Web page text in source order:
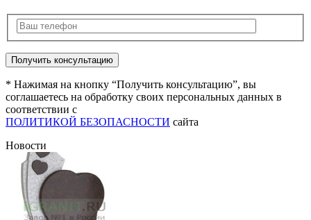
* Нажимая на кнопку “Получить консультацию”, вы
соглашаетесь на обработку своих персональных данных в
соответствии с
ПОЛИТИКОЙ БЕЗОПАСНОСТИ сайта
Новости